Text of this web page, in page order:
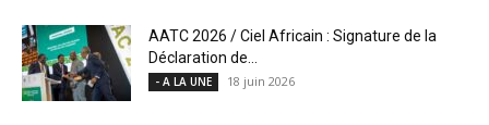
AATC 2026 / Ciel Africain : Signature de la
Déclaration de...
- A LA UNE 18 juin 2026